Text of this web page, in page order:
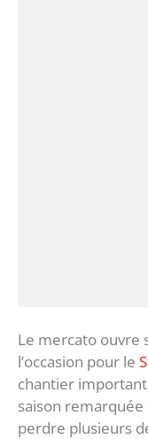
Le mercato ouvre
l’occasion pour le
chantier
saison
perdre plusieurs